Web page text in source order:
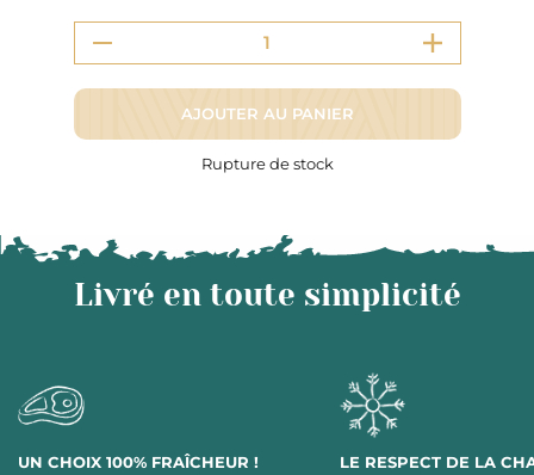
AJOUTER AU PANIER
Rupture de stock
Livré en toute simplicité
UN CHOIX 100% FRAÎCHEUR !
LE RESPECT DE LA